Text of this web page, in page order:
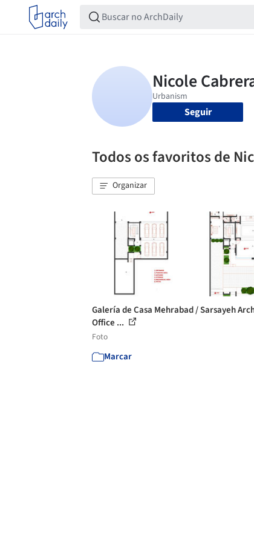
Seguir
Todos os favoritos de
Organizar
Galería de Casa Mehrabad / Sarsayeh
Office ...
Foto
Marcar